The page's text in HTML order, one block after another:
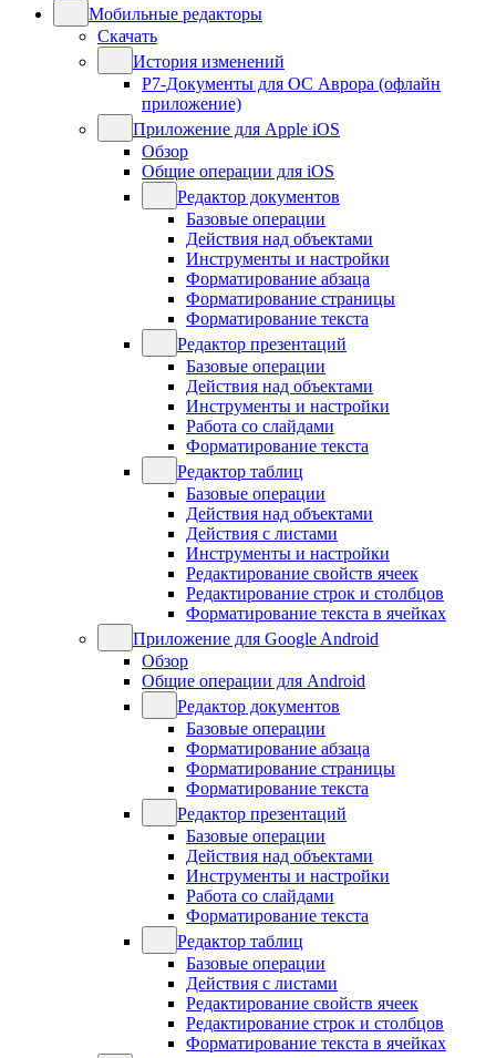
Мобильные редакторы
Скачать
История изменений
Р7-Документы для ОС Аврора (офлайн
приложение)
Приложение для Apple iOS
Обзор
Общие операции для iOS
Редактор документов
Базовые операции
Действия над объектами
Инструменты и настройки
Форматирование абзаца
Форматирование страницы
Форматирование текста
Редактор презентаций
Базовые операции
Действия над объектами
Инструменты и настройки
Работа со слайдами
Форматирование текста
Редактор таблиц
Базовые операции
Действия над объектами
Действия с листами
Инструменты и настройки
Редактирование свойств ячеек
Редактирование строк и столбцов
Форматирование текста в ячейках
Приложение для Google Android
Обзор
Общие операции для Android
Редактор документов
Базовые операции
Форматирование абзаца
Форматирование страницы
Форматирование текста
Редактор презентаций
Базовые операции
Действия над объектами
Инструменты и настройки
Работа со слайдами
Форматирование текста
Редактор таблиц
Базовые операции
Действия с листами
Редактирование свойств ячеек
Редактирование строк и столбцов
Форматирование текста в ячейках